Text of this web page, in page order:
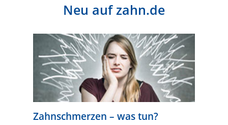
Neu auf zahn.de
Zahnschmerzen – was tun?